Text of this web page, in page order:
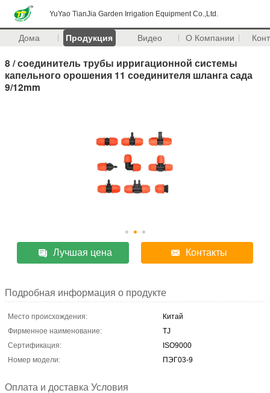
YuYao TianJia Garden Irrigation Equipment Co.,Ltd.
Дома Продукция Видео О Компании
8 / соединитель трубы ирригационной системы
капельного орошения 11 соединителя шланга сада
9/12mm
Лучшая цена Контакты
Подробная информация о продукте
Место происхождения:
Китай
Фирменное наименование:
TJ
Сертификация:
ISO9000
Номер модели:
ПЭГ03-9
Оплата и доставка Условия